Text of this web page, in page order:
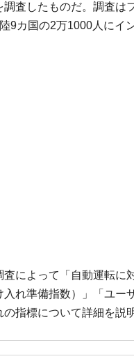
査したものだ。調査は
9カ国の2万1000人にイ
によって「自動運転に
れ準備指数）」「ユー
指標について詳細を説